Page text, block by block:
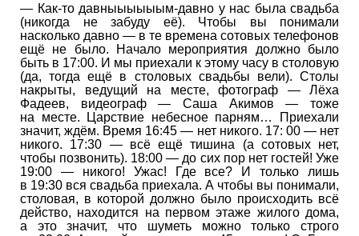
— Как-то давныыыыыым-давно у нас была свадьба
(никогда не забуду её). Чтобы вы понимали
насколько давно — в те времена сотовых телефонов
ещё не было. Начало мероприятия должно было
быть в 17:00. И мы приехали к этому часу в столовую
(да, тогда ещё в столовых свадьбы вели). Столы
накрыты, ведущий на месте, фотограф — Лёха
Фадеев, видеограф — Саша Акимов — тоже
на месте. Царствие небесное парням… Приехали
значит, ждём. Время 16:45 — нет никого. 17: 00 — нет
никого. 17:30 — всё ещё тишина (а сотовых нет,
чтобы позвонить). 18:00 — до сих пор нет гостей! Уже
19:00 — никого! Ужас! Где все? И только лишь
в 19:30 вся свадьба приехала. А чтобы вы понимали,
столовая, в которой должно было происходить всё
действо, находится на первом этаже жилого дома,
а это значит, что шуметь можно только строго